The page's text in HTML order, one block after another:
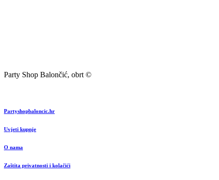
Party Shop Balončić, obrt ©
Partyshopbaloncic.hr
Uvjeti kupnje
O nama
Zaštita privatnosti i kolačići